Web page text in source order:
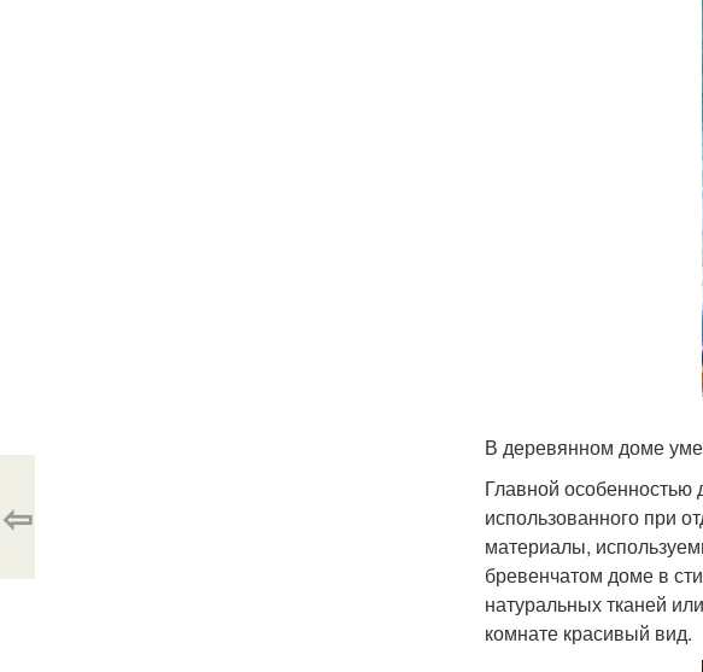
В деревянном доме
Главной особенностью
использованного при
материалы,
бревенчатом доме в
натуральных тканей
комнате красивый вид.
⇦